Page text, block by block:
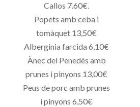
Callos 7.60€.
Popets amb ceba i
tomàquet 13,50€
Alberginia farcida 6,10€
Ànec del Penedès amb
prunes i pinyons 13,00€
Peus de porc amb prunes
i pinyons 6,50€